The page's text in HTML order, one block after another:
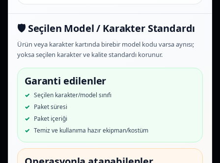
🛡️ Seçilen Model / Karakter Standardı
Ürün veya karakter kartında birebir model kodu varsa aynısı;
yoksa seçilen karakter ve kalite standardı korunur.
Garanti edilenler
Seçilen karakter/model sınıfı
Paket süresi
Paket içeriği
Temiz ve kullanıma hazır ekipman/kostüm